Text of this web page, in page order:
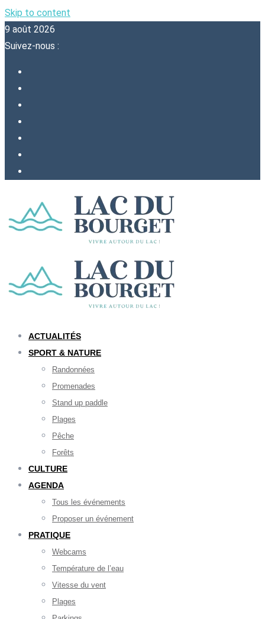
Skip to content
9 août 2026
Suivez-nous :
ACTUALITÉS
SPORT & NATURE
Randonnées
Promenades
Stand up paddle
Plages
Pêche
Forêts
CULTURE
AGENDA
Tous les événements
Proposer un événement
PRATIQUE
Webcams
Température de l’eau
Vitesse du vent
Plages